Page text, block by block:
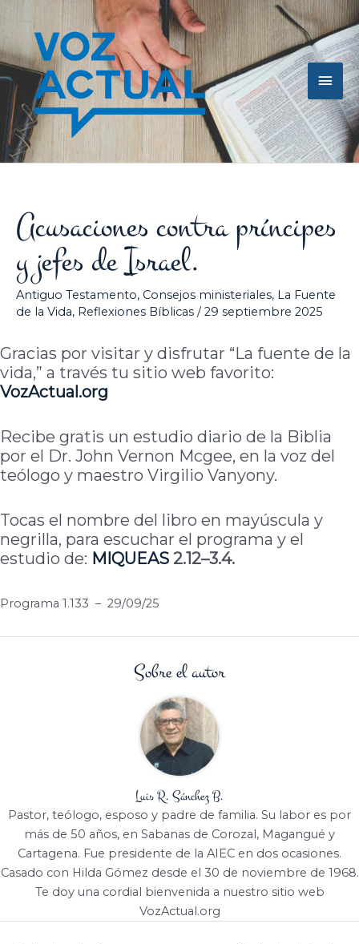
contenido
Acusaciones contra príncipes
y jefes de Israel.
Antiguo Testamento, Consejos ministeriales, La Fuente
de la Vida, Reflexiones Bíblicas /29 septiembre 2025
Gracias por visitar y disfrutar “La fuente de la
vida,” a través tu sitio web favorito:
VozActual.org
Recibe gratis un estudio diario de la Biblia
por el Dr. John Vernon Mcgee, en la voz del
teólogo y maestro Virgilio Vanyony.
Tocas el nombre del libro en mayúscula y
negrilla, para escuchar el programa y el
estudio de: MIQUEAS 2.12–3.4.
Programa 1.133 – 29/09/25
Sobre el autor
Luis R. Sánchez B.
Pastor, teólogo, esposo y padre de familia. Su labor es por
más de 50 años, en Sabanas de Corozal, Magangué y
Cartagena. Fue presidente de la AIEC en dos ocasiones.
Casado con Hilda Gómez desde el 30 de noviembre de 1968.
Te doy una cordial bienvenida a nuestro sitio web
VozActual.org